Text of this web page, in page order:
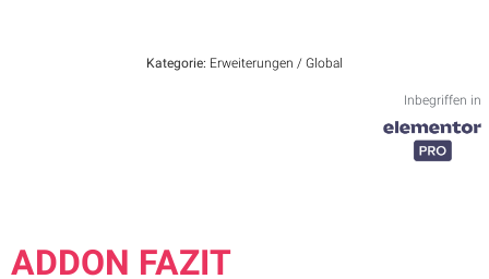
ADDON FAZIT
Kategorie: Erweiterungen / Global
Inbegriffen in